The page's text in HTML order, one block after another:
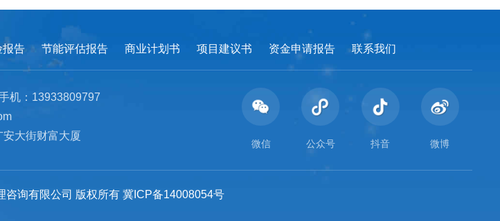
报告 节能评估报告 商业计划书 项目建议书 资金申请报告 联系我们
机：13933809797
大街财富大厦
微信 公众号 抖音 微博
咨询有限公司 版权所有 冀ICP备14008054号